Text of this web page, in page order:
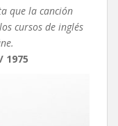
que la canción
cursos de inglés
1975